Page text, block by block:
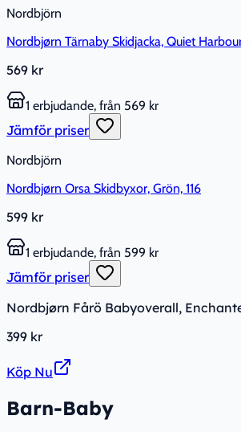
Nordbjörn
Nordbjørn Tärnaby Skidjacka, Quiet
569 kr
1 erbjudande, från 569 kr
Jämför priser
Nordbjörn
Nordbjørn Orsa Skidbyxor, Grön, 116
599 kr
1 erbjudande, från 599 kr
Jämför priser
Nordbjørn Fårö Babyoverall,
399 kr
Köp Nu
Barn-Baby